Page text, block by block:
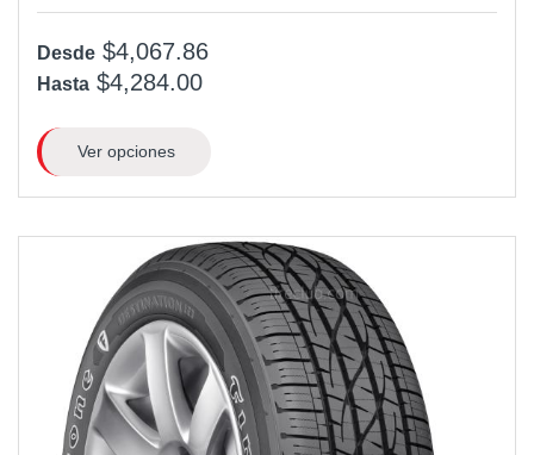
Desde $4,067.86
Hasta $4,284.00
Ver opciones